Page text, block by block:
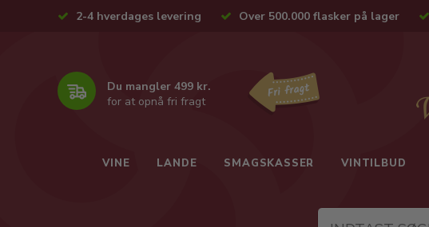
2-4 hverdages levering Over 500.000 flasker på lager
Du mangler 499 kr.
for at opnå fri fragt
VINE LANDE SMAGSKASSER VINTILBUD